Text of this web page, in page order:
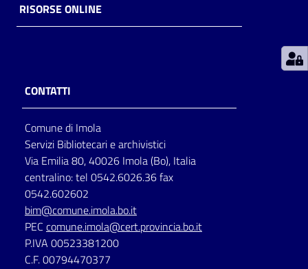
Decentrate
Seguici
su
RISORSE ONLINE
CONTATTI
Comune di Imola
Servizi Bibliotecari e archivistici
Via Emilia 80, 40026 Imola (Bo), Italia
centralino: tel 0542.6026.36 fax
0542.602602
bim@comune.imola.bo.it
PEC comune.imola@cert.provincia.bo.it
P.IVA 00523381200
C.F. 00794470377